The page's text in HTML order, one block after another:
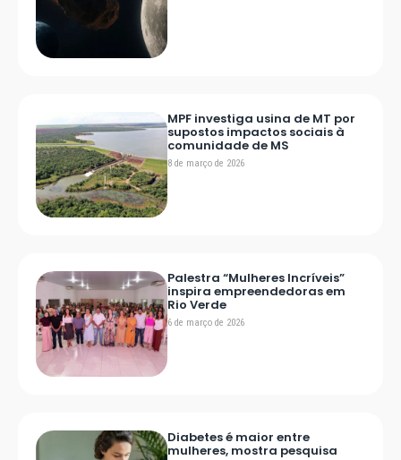
MPF investiga usina de MT por
supostos impactos sociais à
comunidade de MS
8 de março de 2026
Palestra “Mulheres Incríveis”
inspira empreendedoras em
Rio Verde
6 de março de 2026
Diabetes é maior entre
mulheres, mostra pesquisa